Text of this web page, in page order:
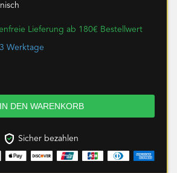
Lieferung ab 180€ Bestellwert
Werktage
Sicher bezahlen